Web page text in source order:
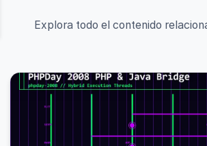
Explora todo el contenido